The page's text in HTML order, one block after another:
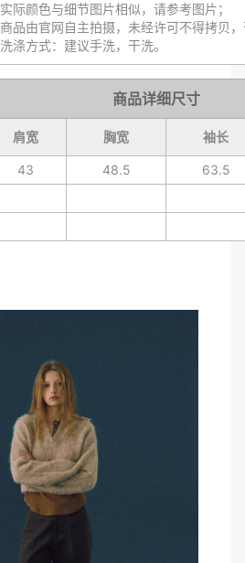
实际颜色与细节图片相似，请参考图片；
商品由官网自主拍摄，未经许可不得拷贝
洗涤方式：建议手洗，干洗。
商品详细尺寸
肩宽 胸宽 袖长
43 48.5 63.5